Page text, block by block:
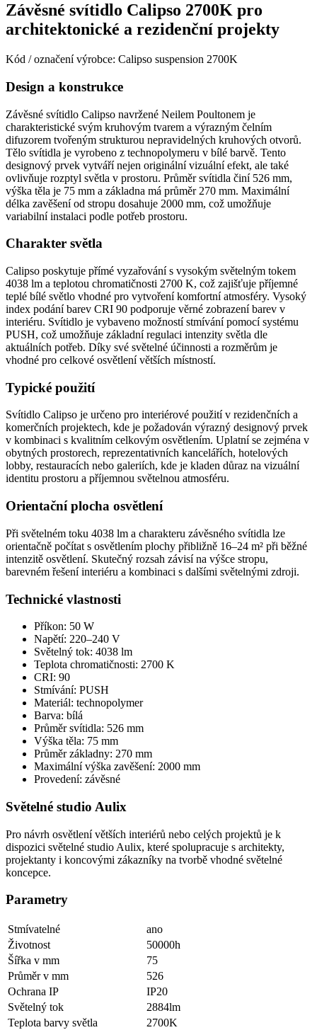
Závěsné svítidlo Calipso 2700K pro
architektonické a rezidenční projekty
Kód / označení výrobce: Calipso suspension 2700K
Design a konstrukce
Závěsné svítidlo Calipso navržené Neilem Poultonem je
charakteristické svým kruhovým tvarem a výrazným čelním
difuzorem tvořeným strukturou nepravidelných kruhových otvorů.
Tělo svítidla je vyrobeno z technopolymeru v bílé barvě. Tento
designový prvek vytváří nejen originální vizuální efekt, ale také
ovlivňuje rozptyl světla v prostoru. Průměr svítidla činí 526 mm,
výška těla je 75 mm a základna má průměr 270 mm. Maximální
délka zavěšení od stropu dosahuje 2000 mm, což umožňuje
variabilní instalaci podle potřeb prostoru.
Charakter světla
Calipso poskytuje přímé vyzařování s vysokým světelným tokem
4038 lm a teplotou chromatičnosti 2700 K, což zajišťuje příjemné
teplé bílé světlo vhodné pro vytvoření komfortní atmosféry. Vysoký
index podání barev CRI 90 podporuje věrné zobrazení barev v
interiéru. Svítidlo je vybaveno možností stmívání pomocí systému
PUSH, což umožňuje základní regulaci intenzity světla dle
aktuálních potřeb. Díky své světelné účinnosti a rozměrům je
vhodné pro celkové osvětlení větších místností.
Typické použití
Svítidlo Calipso je určeno pro interiérové použití v rezidenčních a
komerčních projektech, kde je požadován výrazný designový prvek
v kombinaci s kvalitním celkovým osvětlením. Uplatní se zejména v
obytných prostorech, reprezentativních kancelářích, hotelových
lobby, restauracích nebo galeriích, kde je kladen důraz na vizuální
identitu prostoru a příjemnou světelnou atmosféru.
Orientační plocha osvětlení
Při světelném toku 4038 lm a charakteru závěsného svítidla lze
orientačně počítat s osvětlením plochy přibližně 16–24 m² při běžné
intenzitě osvětlení. Skutečný rozsah závisí na výšce stropu,
barevném řešení interiéru a kombinaci s dalšími světelnými zdroji.
Technické vlastnosti
Příkon: 50 W
Napětí: 220–240 V
Světelný tok: 4038 lm
Teplota chromatičnosti: 2700 K
CRI: 90
Stmívání: PUSH
Materiál: technopolymer
Barva: bílá
Průměr svítidla: 526 mm
Výška těla: 75 mm
Průměr základny: 270 mm
Maximální výška zavěšení: 2000 mm
Provedení: závěsné
Světelné studio Aulix
Pro návrh osvětlení větších interiérů nebo celých projektů je k
dispozici světelné studio Aulix, které spolupracuje s architekty,
projektanty i koncovými zákazníky na tvorbě vhodné světelné
koncepce.
Parametry
Stmívatelné
ano
Životnost
50000h
Šířka v mm
75
Průměr v mm
526
Ochrana IP
IP20
Světelný tok
2884lm
Teplota barvy světla
2700K